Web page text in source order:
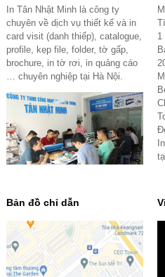
In Tân Nhật Minh là công ty
chuyên về dịch vụ thiết kế và in
card visit (danh thiếp), catalogue,
profile, kẹp file, folder, tờ gấp,
brochure, in tờ rơi, in quảng cáo
… chuyên nghiệp tại Hà Nội.
1
Bản đồ chỉ dẫn